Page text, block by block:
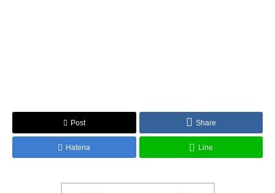
Post Share
Hatena Line